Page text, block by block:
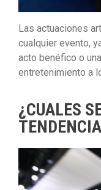
Las actuaciones
cualquier evento,
acto benéfico o
entretenimiento a
¿CUALES